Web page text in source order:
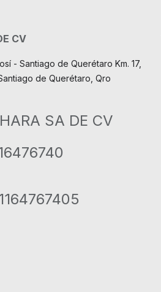
CV
- Santiago de Querétaro Km. 17,
de Querétaro, Qro
SA DE CV